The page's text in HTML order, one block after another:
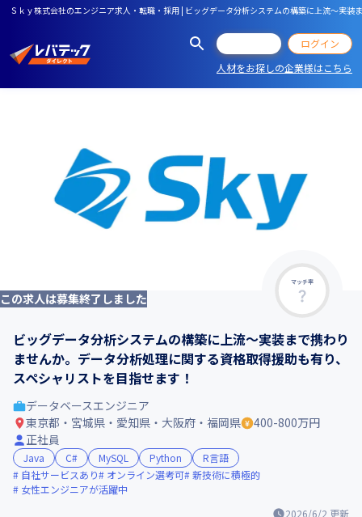
Ｓｋｙ株式会社のエンジニア求人・転職・採用 | ビッグデータ分析システムの構築に上流～実
ログイン
人材をお探しの企業様はこちら
マッチ率
この求人は募集終了しました
ビッグデータ分析システムの構築に上流～実装まで携わり
ませんか。データ分析処理に関する資格取得援助も有り、
スペシャリストを目指せます！
2026/6/2 更新
データベースエンジニア
東京都・宮城県・愛知県・大阪府・福岡県
400-800万円
正社員
Java C# MySQL Python
R言語
自社サービスあり
オンライン選考可 新技術に積極的
女性エンジニアが活躍中